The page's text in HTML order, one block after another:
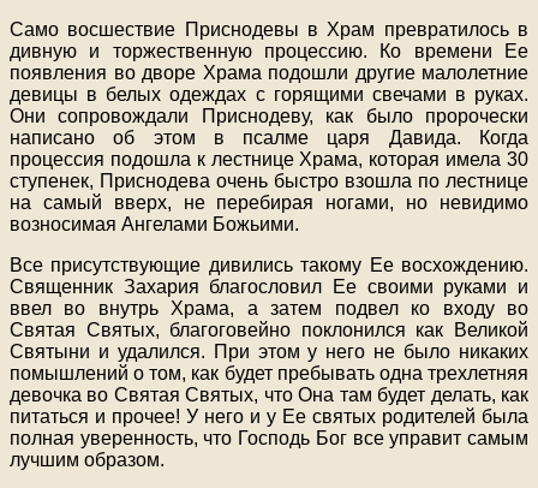
Само восшествие Приснодевы в Храм превратилось в
дивную и торжественную процессию. Ко времени Ее
появления во дворе Храма подошли другие малолетние
девицы в белых одеждах с горящими свечами в руках.
Они сопровождали Приснодеву, как было пророчески
написано об этом в псалме царя Давида. Когда
процессия подошла к лестнице Храма, которая имела 30
ступенек, Приснодева очень быстро взошла по лестнице
на самый вверх, не перебирая ногами, но невидимо
возносимая Ангелами Божьими.
Все присутствующие дивились такому Ее восхождению.
Священник Захария благословил Ее своими руками и
ввел во внутрь Храма, а затем подвел ко входу во
Святая Святых, благоговейно поклонился как Великой
Святыни и удалился. При этом у него не было никаких
помышлений о том, как будет пребывать одна трехлетняя
девочка во Святая Святых, что Она там будет делать, как
питаться и прочее! У него и у Ее святых родителей была
полная уверенность, что Господь Бог все управит самым
лучшим образом.